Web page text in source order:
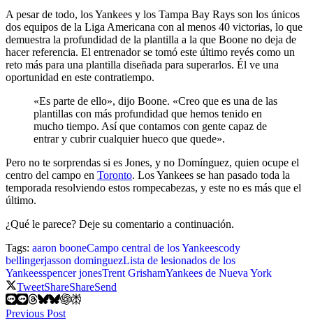
A pesar de todo, los Yankees y los Tampa Bay Rays son los únicos
dos equipos de la Liga Americana con al menos 40 victorias, lo que
demuestra la profundidad de la plantilla a la que Boone no deja de
hacer referencia. El entrenador se tomó este último revés como un
reto más para una plantilla diseñada para superarlos. Él ve una
oportunidad en este contratiempo.
«Es parte de ello», dijo Boone. «Creo que es una de las
plantillas con más profundidad que hemos tenido en
mucho tiempo. Así que contamos con gente capaz de
entrar y cubrir cualquier hueco que quede».
Pero no te sorprendas si es Jones, y no Domínguez, quien ocupe el
centro del campo en Toronto. Los Yankees se han pasado toda la
temporada resolviendo estos rompecabezas, y este no es más que el
último.
¿Qué le parece? Deje su comentario a continuación.
Tags: aaron booneCampo central de los Yankeescody
bellingerjasson dominguezLista de lesionados de los
Yankeesspencer jonesTrent GrishamYankees de Nueva York
TweetShareShareSend
Previous Post